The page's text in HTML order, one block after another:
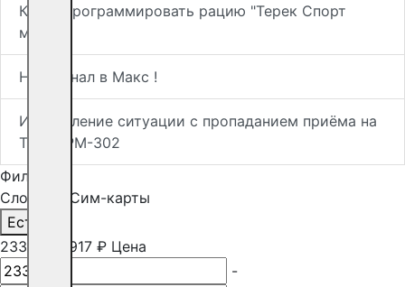
Как запрограммировать рацию "Терек Спорт
мини"
Наш канал в Макс !
Исправление ситуации с пропаданием приёма на
Терек РМ-302
Фильтр
Слот для Сим-карты
Есть
2335
27917 ₽ Цена
-